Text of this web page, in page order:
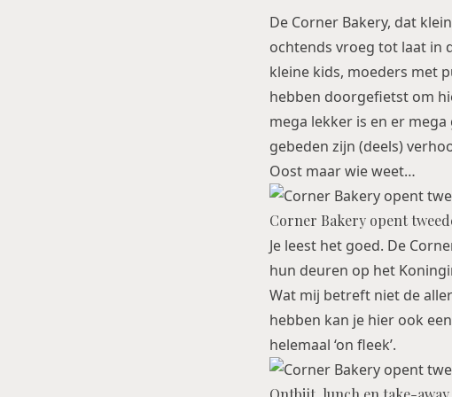
De Corner Bakery, dat
ochtends vroeg tot laat in
kleine kids, moeders met
hebben doorgefietst om
mega lekker is en er
gebeden zijn (deels)
Oost maar wie weet…
Corner Bakery opent
Je leest het goed. De
hun deuren op het
Wat mij betreft niet de
hebben kan je hier ook
helemaal ‘on fleek’.